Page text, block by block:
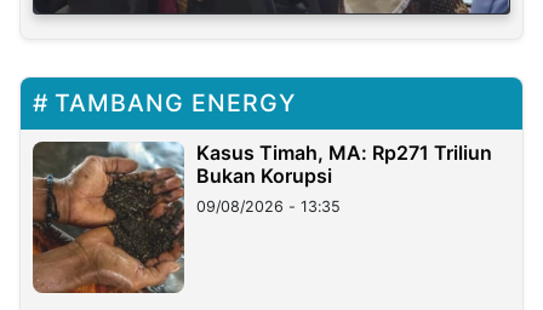
TAMBANG ENERGY
Kasus Timah, MA: Rp271 Triliun
Bukan Korupsi
09/08/2026 - 13:35